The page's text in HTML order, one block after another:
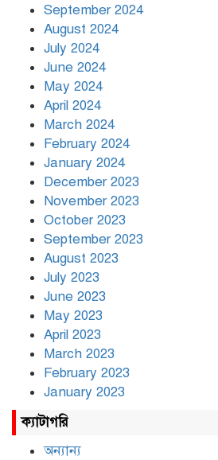
September 2024
August 2024
July 2024
June 2024
May 2024
April 2024
March 2024
February 2024
January 2024
December 2023
November 2023
October 2023
September 2023
August 2023
July 2023
June 2023
May 2023
April 2023
March 2023
February 2023
January 2023
ক্যাটাগরি
অন্যান্য